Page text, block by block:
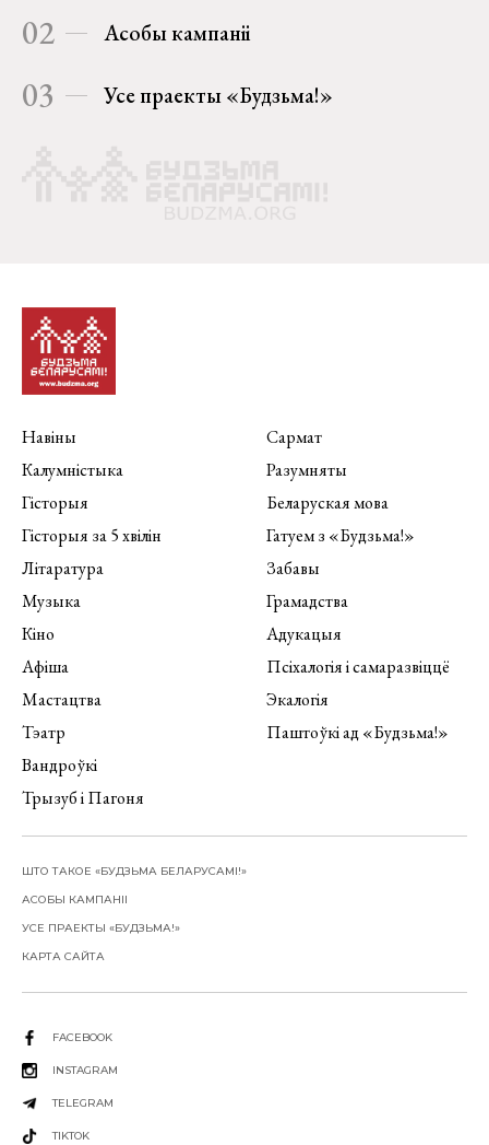
02 Асобы кампаніі
03 Усе праекты «Будзьма!»
Навіны
Калумністыка
Гісторыя
Гісторыя за 5 хвілін
Літаратура
Музыка
Кіно
Афіша
Мастацтва
Тэатр
Вандроўкі
Трызуб і Пагоня
Сармат
Разумняты
Беларуская мова
Гатуем з «Будзьма!»
Забавы
Грамадства
Адукацыя
Псіхалогія і самаразвіццё
Экалогія
Паштоўкі ад «Будзьма!»
ШТО ТАКОЕ «БУДЗЬМА БЕЛАРУСАМІ!»
АСОБЫ КАМПАНІІ
УСЕ ПРАЕКТЫ «БУДЗЬМА!»
КАРТА САЙТА
FACEBOOK
INSTAGRAM
TELEGRAM
TIKTOK